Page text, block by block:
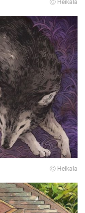
Ⓒ Heikala
Ⓒ Heikala